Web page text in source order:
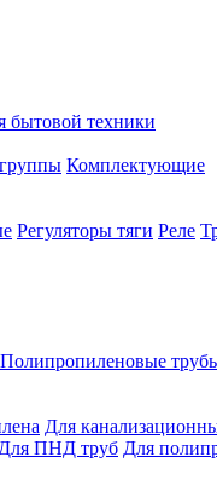
бытовой техники
Комплектующие
Регуляторы тяги Реле
Полипропиленовые
Для
Для ПНД труб Для